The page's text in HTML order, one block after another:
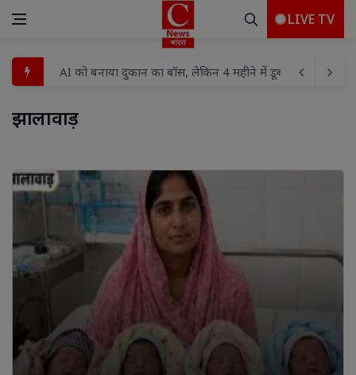
LIVE TV
क्या बच्चों में ज्यादा मोबाइल चलाने से कब्ज हो सकती है? जानिए
मंत्री लक्ष्मी राजवाड़े के प्रयासों से 97 गांवों में होगा विद्युत विस्तार
कैलाश जैन बरमेचा का विधानसभा अध्यक्ष डॉ. रमन सिंह के
झांसी हाईवे हादसे में अतीक अहमद के छोटे बेटे अबान की मौत, जेल
'बीजेपी भगाओ, गाड़ी बचाओ': E20 पेट्रोल को लेकर केजरीवाल का
20–30 की उम्र में हो रहे सफेद बाल? सफेद बालों को कैसे करें काला?
मिट्टी की खुशबू से मोबाइल की दुनिया तक: बदलती पीढ़ियों का सफर
AI को बनाया दुकान का बॉस, लेकिन 4 महीने में डूब गए 60 लाख
झालावाड़